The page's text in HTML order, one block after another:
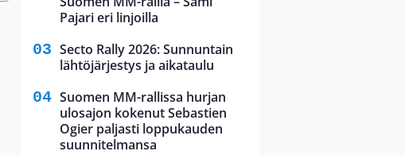
Pajari eri linjoilla
Secto Rally 2026: Sunnuntain
lähtöjärjestys ja aikataulu
Suomen MM-rallissa hurjan
ulosajon kokenut Sebastien
Ogier paljasti loppukauden
suunnitelmansa